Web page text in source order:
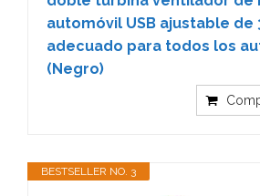
automóvil USB ajustable de
adecuado para todos los
(Negro)
BESTSELLER NO. 3